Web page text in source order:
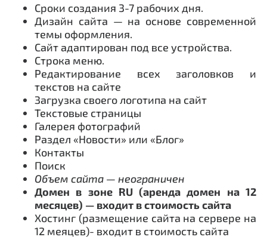
Сроки создания 3-7 рабочих дня.
Дизайн сайта — на основе современной
темы оформления.
Сайт адаптирован под все устройства.
Строка меню.
Редактирование всех заголовков и
текстов на сайте
Загрузка своего логотипа на сайт
Текстовые страницы
Галерея фотографий
Раздел «Новости» или «Блог»
Контакты
Поиск
Объем сайта — неограничен
Домен в зоне RU (аренда домен на 12
месяцев) — входит в стоимость сайта
Хостинг (размещение сайта на сервере на
12 меяцев)- входит в стоимость сайта